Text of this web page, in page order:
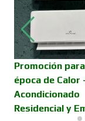
Promoción
época de Calor
Acondicionado
Residencial y